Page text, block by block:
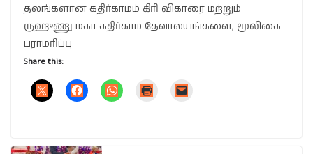
தலங்களான கதிர்காமம் கிரி விகாரை மற்றும்
ருஹுணு மகா கதிர்காம தேவாலயங்களை, மூலிகை
பராமரிப்பு
Share this: